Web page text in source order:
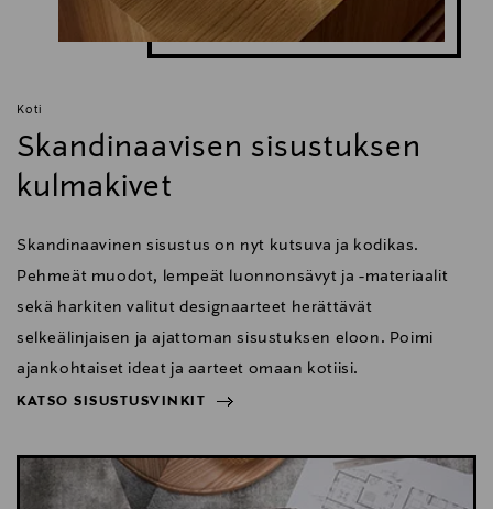
Koti
Skandinaavisen sisustuksen
kulmakivet
Skandinaavinen sisustus on nyt kutsuva ja kodikas.
Pehmeät muodot, lempeät luonnonsävyt ja -materiaalit
sekä harkiten valitut designaarteet herättävät
selkeälinjaisen ja ajattoman sisustuksen eloon. Poimi
ajankohtaiset ideat ja aarteet omaan kotiisi.
KATSO SISUSTUSVINKIT
KATSO SISUSTUSVINKIT